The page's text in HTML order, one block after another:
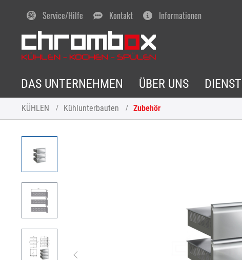
Service/Hilfe Kontakt Informationen
DAS UNTERNEHMEN ÜBER UNS
KÜHLEN Kühlunterbauten Zubehör